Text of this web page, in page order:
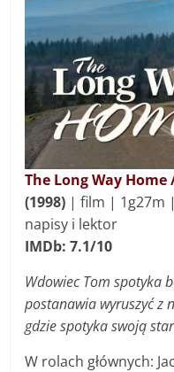
The Long Way
(1998) | film | 1g27m
napisy i lektor
IMDb: 7.1/10
Wdowiec Tom spotyka
postanawia wyruszyć z
gdzie spotyka swoją
W rolach głównych: